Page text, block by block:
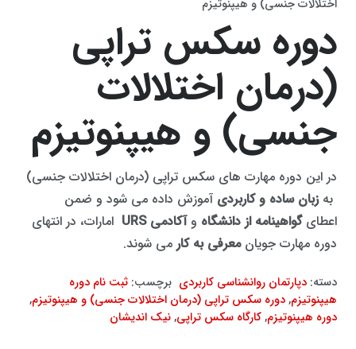
اختلالات جنسی) و هیپنوتیزم
دوره سکس تراپی
(درمان اختلالات
جنسی) و هیپنوتیزم
در این دوره مهارت های سکس تراپی (درمان اختلالات جنسی)
به زبان ساده و کاربردی آموزش داده می شود و ضمن
اعطایگواهینامه از دانشگاه وآکادمی URS امارات، در انتهای
دوره مهارت جویانمعرفی به کار می شوند.
دسته: دپارتمان روانشناسی کاربردی برچسب: ثبت نام دوره
هیپنوتیزم,دوره سکس تراپی (درمان اختلالات جنسی) و هیپنوتیزم,
دوره هیپنوتیزم,کارگاه سکس تراپی,نیک اندیشان